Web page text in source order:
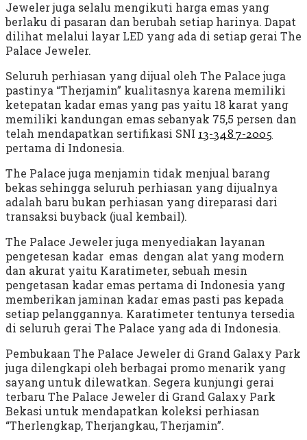
Jeweler juga selalu mengikuti harga emas yang
berlaku di pasaran dan berubah setiap harinya. Dapat
dilihat melalui layar LED yang ada di setiap gerai The
Palace Jeweler.
Seluruh perhiasan yang dijual oleh The Palace juga
pastinya “Therjamin” kualitasnya karena memiliki
ketepatan kadar emas yang pas yaitu 18 karat yang
memiliki kandungan emas sebanyak 75,5 persen dan
telah mendapatkan sertifikasi SNI 13-3487-2005
pertama di Indonesia.
The Palace juga menjamin tidak menjual barang
bekas sehingga seluruh perhiasan yang dijualnya
adalah baru bukan perhiasan yang direparasi dari
transaksi buyback (jual kembail).
The Palace Jeweler juga menyediakan layanan
pengetesan kadar emas dengan alat yang modern
dan akurat yaitu Karatimeter, sebuah mesin
pengetasan kadar emas pertama di Indonesia yang
memberikan jaminan kadar emas pasti pas kepada
setiap pelanggannya. Karatimeter tentunya tersedia
di seluruh gerai The Palace yang ada di Indonesia.
Pembukaan The Palace Jeweler di Grand Galaxy Park
juga dilengkapi oleh berbagai promo menarik yang
sayang untuk dilewatkan. Segera kunjungi gerai
terbaru The Palace Jeweler di Grand Galaxy Park
Bekasi untuk mendapatkan koleksi perhiasan
“Therlengkap, Therjangkau, Therjamin”.